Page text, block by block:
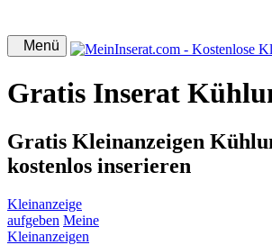
Menü
Gratis Inserat
Gratis Kleinanzeigen
kostenlos inserieren
Kleinanzeige
aufgeben Meine
Kleinanzeigen